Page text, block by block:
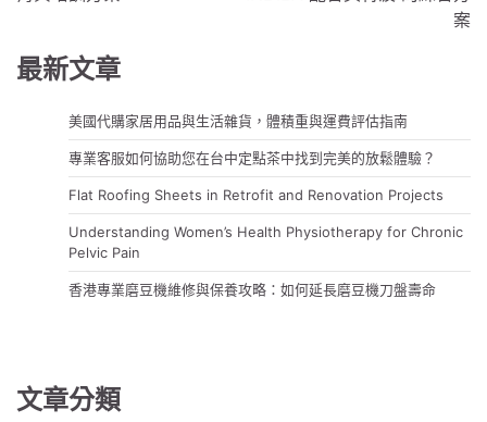
案
最新文章
美國代購家居用品與生活雜貨，體積重與運費評估指南
專業客服如何協助您在台中定點茶中找到完美的放鬆體驗？
Flat Roofing Sheets in Retrofit and Renovation Projects
Understanding Women’s Health Physiotherapy for Chronic
Pelvic Pain
香港專業磨豆機維修與保養攻略：如何延長磨豆機刀盤壽命
文章分類